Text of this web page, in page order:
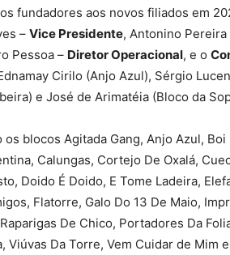
fundadores aos novos filiados em
– Vice Presidente, Antonino Pereira
Pessoa – Diretor Operacional, e o
Cirilo (Anjo Azul), Sérgio
e José de Arimatéia (Bloco da
blocos Agitada Gang, Anjo Azul,
Calungas, Cortejo De Oxalá,
Doido É Doido, E Tome Ladeira,
Flatorre, Galo Do 13 De Maio,
De Chico, Portadores Da
Viúvas Da Torre, Vem Cuidar de Mim